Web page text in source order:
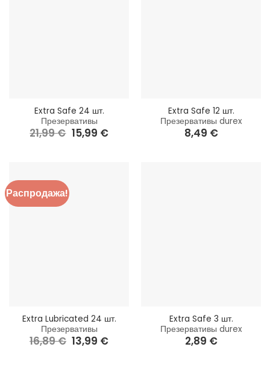
Extra Safe 24 шт.
Презервативы
21,99€ Первоначальная
цена
15,99 €Текущая
цена:
Extra Safe 12 шт.
Презервативы durex
8,49 €
Распродажа!
Extra Lubricated 24 шт.
Презервативы
16,89€ Первоначальная
цена
13,99 €Текущая
Extra Safe 3 шт.
Презервативы durex
2,89 €